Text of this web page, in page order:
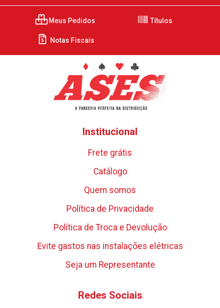
Meus Pedidos Títulos
Notas Fiscais
Institucional
Frete grátis
Catálogo
Quem somos
Política de Privacidade
Política de Troca e Devolução
Evite gastos nas instalações elétricas
Seja um Representante
Redes Sociais